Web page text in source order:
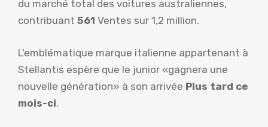
du marché total des voitures australiennes,
contribuant 561 Ventes sur 1,2 million.
L'emblématique marque italienne appartenant à
Stellantis espère que le junior «gagnera une
nouvelle génération» à son arrivée Plus tard ce
mois-ci.